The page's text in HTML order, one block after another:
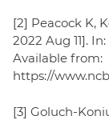
[2] Peacock K,
2022 Aug 11].
Available from:
https://
[3] Goluch-